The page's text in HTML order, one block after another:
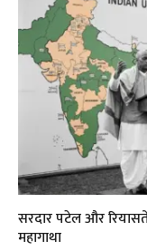
सरदार पटेल और
महागाथा